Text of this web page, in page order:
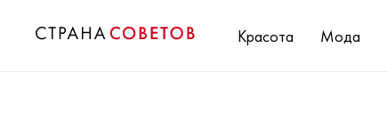
Красота Мода